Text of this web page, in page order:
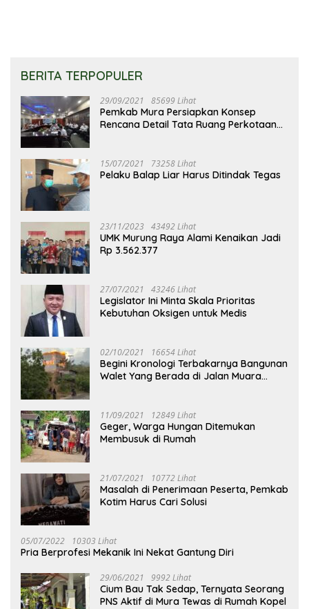
BERITA TERPOPULER
29/09/2021 85699 Lihat
Pemkab Mura Persiapkan Konsep
Rencana Detail Tata Ruang Perkotaan
15/07/2021 73258 Lihat
Pelaku Balap Liar Harus Ditindak Tegas
23/11/2023 43492 Lihat
UMK Murung Raya Alami Kenaikan Jadi
Rp 3.562.377
27/07/2021 43246 Lihat
Legislator Ini Minta Skala Prioritas
Kebutuhan Oksigen untuk Medis
02/10/2021 16654 Lihat
Begini Kronologi Terbakarnya Bangunan
Walet Yang Berada di Jalan Muara
11/09/2021 12849 Lihat
Geger, Warga Hungan Ditemukan
Membusuk di Rumah
21/07/2021 10772 Lihat
Masalah di Penerimaan Peserta, Pemkab
Kotim Harus Cari Solusi
05/07/2022 10303 Lihat
Pria Berprofesi Mekanik Ini Nekat Gantung Diri
29/06/2021 9992 Lihat
Cium Bau Tak Sedap, Ternyata Seorang
PNS Aktif di Mura Tewas di Rumah Kopel